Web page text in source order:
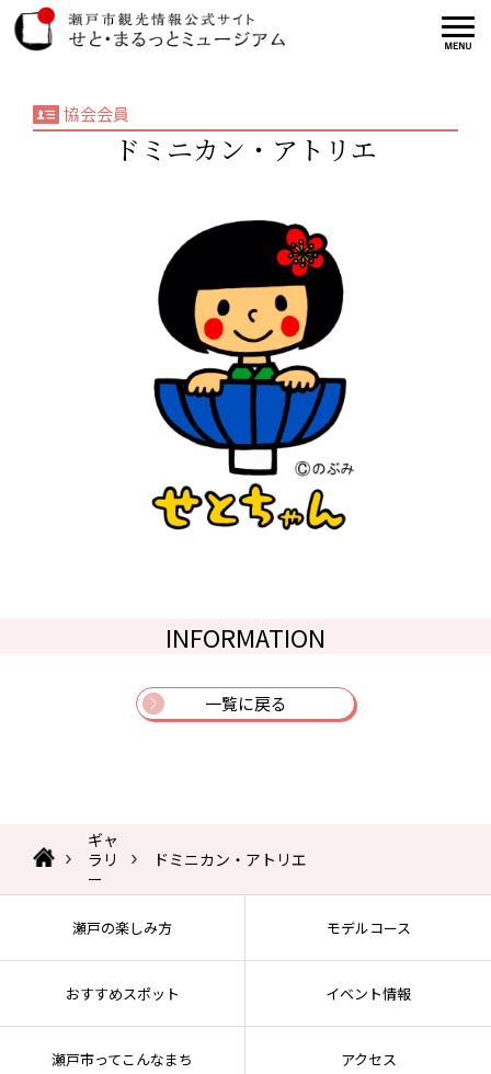
協会会員
ドミニカン・アトリエ
INFORMATION
一覧に戻る
ギャ
ラリ
ー
ドミニカン・アトリエ
瀬戸の楽しみ方 モデルコース
おすすめスポット イベント情報
瀬戸市ってこんなまち アクセス